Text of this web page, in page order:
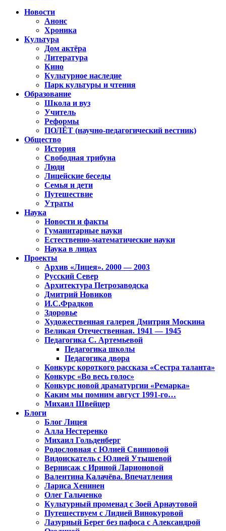
Новости
Анонс
Хроника
Культура
Дом актёра
Литература
Кино
Культурное наследие
Парк культуры и чтения
Образование
Школа и вуз
Учитель
Реформы
ПОЛЁТ (научно-педагогический вестник)
Общество
История
Свободная трибуна
Люди
Лицейские беседы
Семья и дети
Путешествие
Утраты
Наука
Новости и факты
Гуманитарные науки
Естественно-математические науки
Наука в лицах
Проекты
Архив «Лицея». 2000 — 2003
Русский Север
Архитектура Петрозаводска
Дмитрий Новиков
И.С.Фрадков
Здоровье
Художественная галерея Дмитрия Москина
Великая Отечественная. 1941 — 1945
Педагогика С. Артемьевой
Педагогика школы
Педагогика двора
Конкурс короткого рассказа «Сестра таланта»
Конкурс «Во весь голос»
Конкурс новой драматургии «Ремарка»
Каким мы помним август 1991-го…
Михаил Швейцер
Блоги
Блог Лицея
Алла Нестеренко
Михаил Гольденберг
Родословная с Юлией Свинцовой
Видоискатель с Юлией Утышевой
Вернисаж с Ириной Ларионовой
Валентина Калачёва. Впечатления
Лариса Хенинен
Олег Гальченко
Культурный променад с Зоей Арнаутовой
Путешествуем с Лидией Винокуровой
Лазурный Берег без пафоса с Александрой